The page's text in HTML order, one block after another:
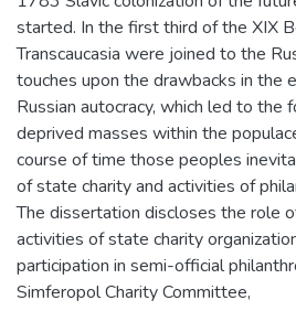
started. In the first third of the XIX
Transcaucasia were joined to the
touches upon the drawbacks in the
Russian autocracy, which led to the
deprived masses within the
course of time those peoples
of state charity and activities of
The dissertation discloses the role
activities of state charity
participation in semi-official
Simferopol Charity Committee,